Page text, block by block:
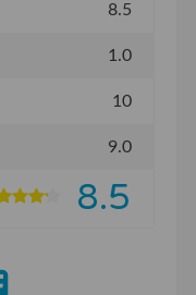
8.5
1.0
10
9.0
8.5